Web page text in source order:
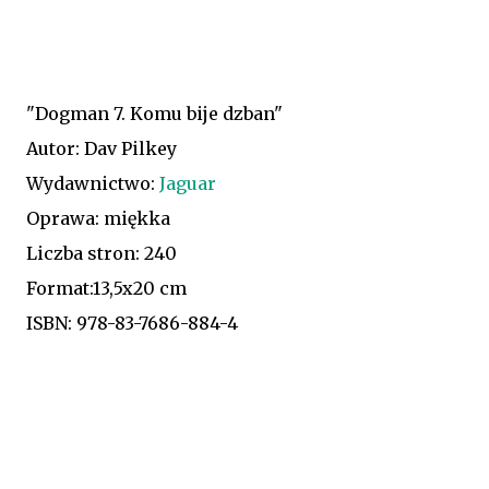
"Dogman 7. Komu bije dzban"
Autor: Dav Pilkey
Wydawnictwo: Jaguar
Oprawa: miękka
Liczba stron: 240
Format:13,5x20 cm
ISBN: 978-83-7686-884-4